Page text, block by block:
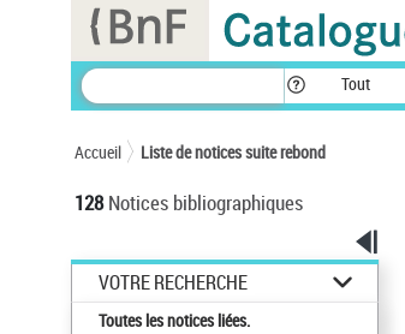
Tout
Accueil Liste de notices suite rebond
128Notices bibliographiques
VOTRE RECHERCHE
Toutes les notices liées.
Panneau de gestion des cookies